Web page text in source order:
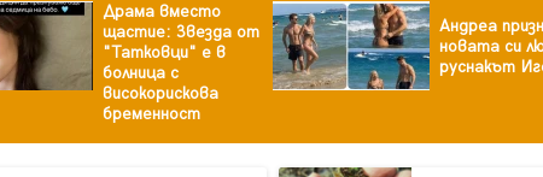
Драма вместо
щастие: Звезда от
"Татковци" е в
болница с
високорискова
бременност
Андреа
новата си
руснакът